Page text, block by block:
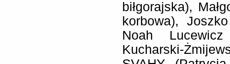
biłgorajska),
korbowa),
Noah
Kucharski-